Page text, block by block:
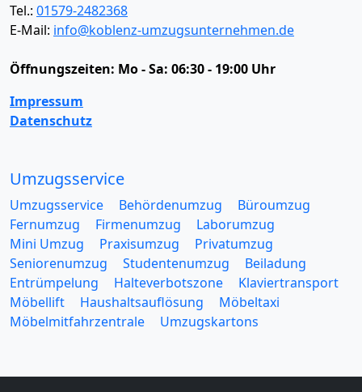
Tel.: 01579-2482368
E-Mail: info@koblenz-umzugsunternehmen.de
Öffnungszeiten: Mo - Sa: 06:30 - 19:00 Uhr
Impressum
Datenschutz
Umzugsservice
Umzugsservice Behördenumzug
Büroumzug
Fernumzug
Firmenumzug
Laborumzug
Mini Umzug
Praxisumzug
Privatumzug
Seniorenumzug
Studentenumzug
Beiladung
Entrümpelung
Halteverbotszone
Klaviertransport
Möbellift
Haushaltsauflösung
Möbeltaxi
Möbelmitfahrzentrale
Umzugskartons